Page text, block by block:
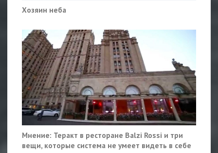
Хозяин неба
Мнение: Теракт в ресторане Balzi Rossi и три
вещи, которые система не умеет видеть в себе